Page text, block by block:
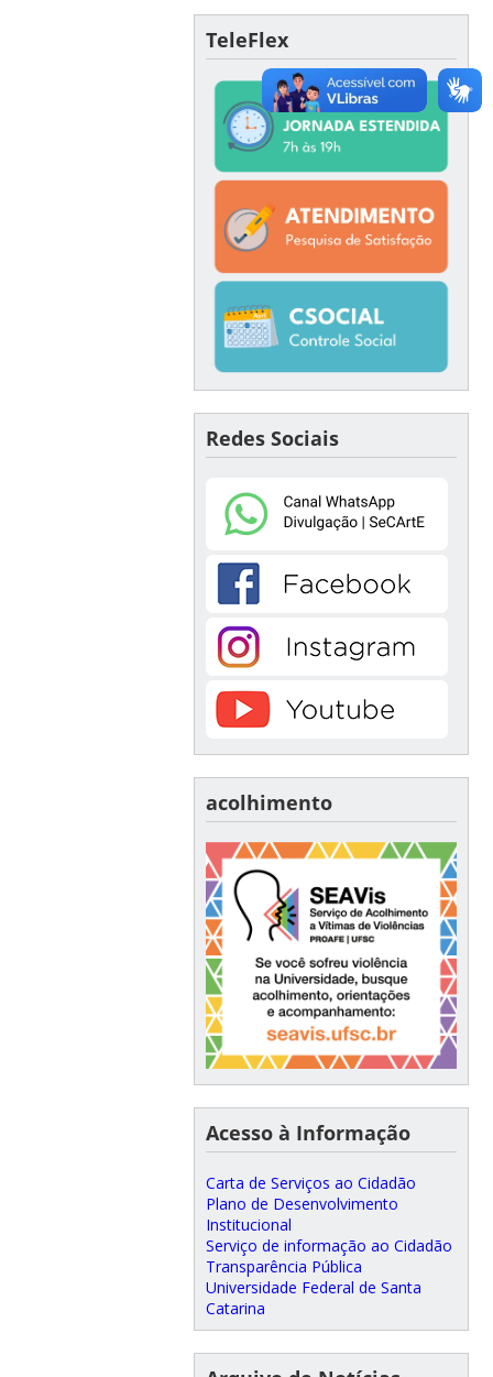
TeleFlex
Redes Sociais
acolhimento
Acesso à Informação
Carta de Serviços ao Cidadão
Plano de Desenvolvimento
Institucional
Serviço de informação ao Cidadão
Transparência Pública
Universidade Federal de Santa
Catarina